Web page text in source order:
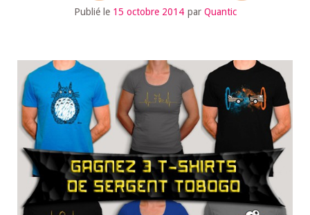
Publié le 15 octobre 2014 par Quantic